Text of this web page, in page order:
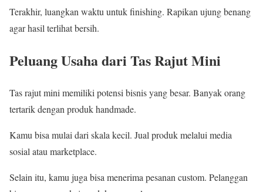
Terakhir, luangkan waktu untuk finishing. Rapikan ujung benang
agar hasil terlihat bersih.
Peluang Usaha dari Tas Rajut Mini
Tas rajut mini memiliki potensi bisnis yang besar. Banyak orang
tertarik dengan produk handmade.
Kamu bisa mulai dari skala kecil. Jual produk melalui media
sosial atau marketplace.
Selain itu, kamu juga bisa menerima pesanan custom. Pelanggan